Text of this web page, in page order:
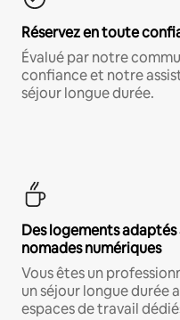
Réservez en toute
Évalué par notre
confiance et notre
séjour longue durée.
Des logements
nomades numériques
Vous êtes un
un séjour longue durée
espaces de travail